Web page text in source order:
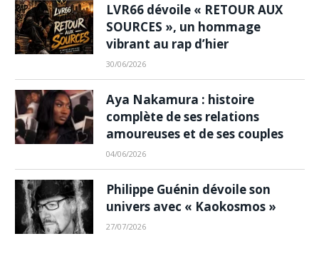
LVR66 dévoile « RETOUR AUX
SOURCES », un hommage
vibrant au rap d’hier
30/06/2026
Aya Nakamura : histoire
complète de ses relations
amoureuses et de ses couples
04/06/2026
Philippe Guénin dévoile son
univers avec « Kaokosmos »
27/07/2026